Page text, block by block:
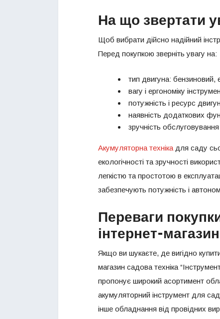
На що звертати
Щоб вибрати дійсно надійний
Перед покупкою зверніть увагу на:
тип двигуна: бензиновий,
вагу і ергономіку
потужність і ресурс
наявність додаткових
зручність
Акумуляторна техніка для саду
екологічності та зручності
легкістю та простотою в
забезпечують потужність і
Переваги
інтернет-
Якщо ви шукаєте, де вигідно
магазин садова техніка
пропонує широкий асортимент
акумуляторний інструмент для
інше обладнання від провідних